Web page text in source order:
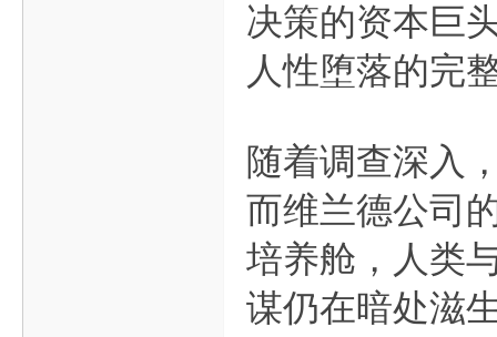
决策的资本巨
人性堕落的完
随着调查深入
而维兰德公司
培养舱，人类
谋仍在暗处滋